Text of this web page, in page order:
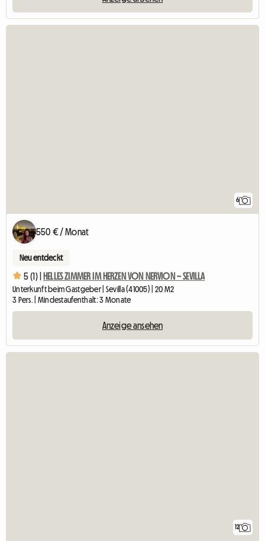
6
550 € / Monat
Neu entdeckt
5 (1) | HELLES ZIMMER IM HERZEN VON NERVION – SEVILLA
Unterkunft beim Gastgeber | Sevilla (41005) | 20 M2
3 Pers. | Mindestaufenthalt: 3 Monate
Anzeige ansehen
12